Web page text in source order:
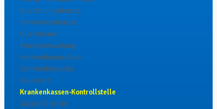
Bestattungsdienste
Einwohnerdienste
Quartieramt
Finanzverwaltung
Gemeindepräsidium
Gemeindekanzlei
Hauswart
Krankenkassen-Kontrollstelle
Soziale Dienste